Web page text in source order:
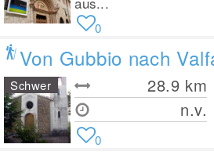
0
Von Gubbio nach
28.9 km
n.v.
Schwer
0